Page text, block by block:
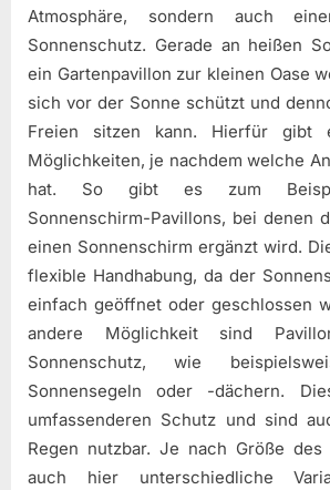
Atmosphäre, sondern auch
Sonnenschutz. Gerade an heißen
ein Gartenpavillon zur kleinen Oase
sich vor der Sonne schützt und
Freien sitzen kann. Hierfür gibt
Möglichkeiten, je nachdem welche
hat. So gibt es zum
Sonnenschirm-Pavillons, bei denen
einen Sonnenschirm ergänzt wird.
flexible Handhabung, da der
einfach geöffnet oder geschlossen
andere Möglichkeit sind
Sonnenschutz, wie
Sonnensegeln oder -dächern.
umfassenderen Schutz und sind
Regen nutzbar. Je nach Größe
auch hier unterschiedliche